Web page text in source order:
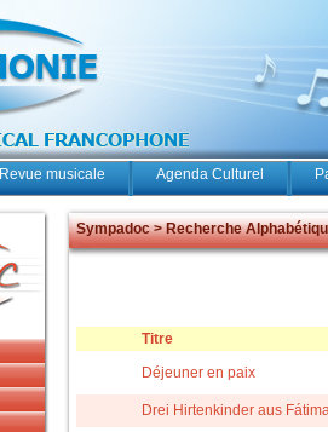
Revue musicale Agenda Culturel
Sympadoc > Recherche
Titre
Déjeuner en paix
Drei Hirtenkinder aus